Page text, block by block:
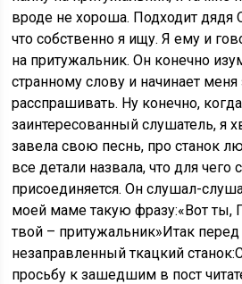
вроде не хороша. Подходит дядя
что собственно я ищу. Я ему и
на притужальник. Он конечно
странному слову и начинает меня
расспрашивать. Ну конечно,
заинтересованный слушатель, я
завела свою песнь, про станок
все детали назвала, что для чего
присоединяется. Он слушал-
моей маме такую фразу:«Вот ты,
твой – притужальник»Итак
незаправленный ткацкий
просьбу к зашедшим в пост